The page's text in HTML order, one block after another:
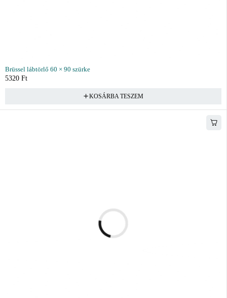
Brüssel lábtörlő 60 × 90 szürke
5320 Ft
KOSÁRBA TESZEM